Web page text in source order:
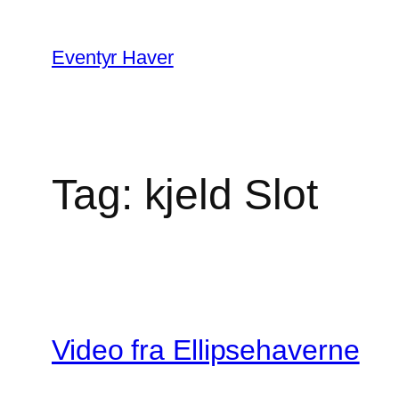
indhold
Eventyr Haver
Tag: kjeld Slot
Video fra Ellipsehaverne